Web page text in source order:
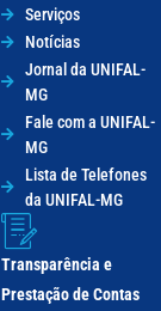
Serviços
Notícias
Jornal da UNIFAL-
MG
Fale com a UNIFAL-
MG
Lista de Telefones
da UNIFAL-MG
Transparência e
Prestação de Contas